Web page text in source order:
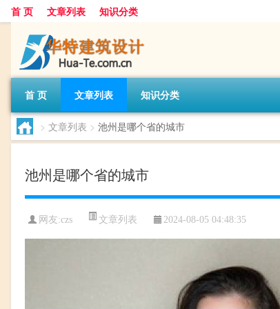
首 页 文章列表 知识分类
首 页 文章列表 知识分类
> 文章列表 > 池州是哪个省的城市
池州是哪个省的城市
网友:czs 文章列表 2024-08-05 04:48:35